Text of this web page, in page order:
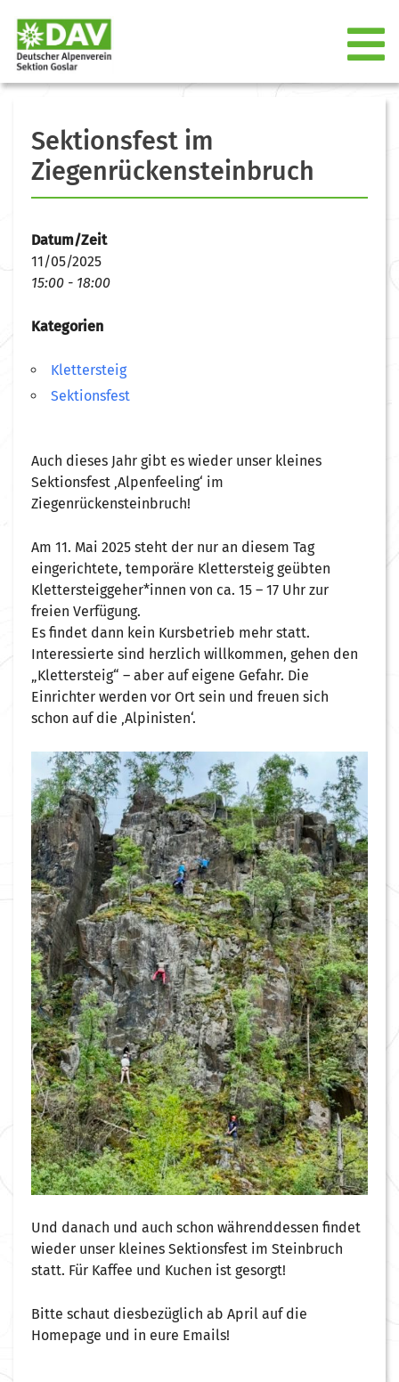
Sektionsfest im
Ziegenrückensteinbruch
Datum/Zeit
11/05/2025
15:00 - 18:00
Kategorien
Klettersteig
Sektionsfest
Auch dieses Jahr gibt es wieder unser kleines
Sektionsfest ‚Alpenfeeling‘ im
Ziegenrückensteinbruch!
Am 11. Mai 2025 steht der nur an diesem Tag
eingerichtete, temporäre Klettersteig geübten
Klettersteiggeher*innen von ca. 15 – 17 Uhr zur
freien Verfügung.
Es findet dann kein Kursbetrieb mehr statt.
Interessierte sind herzlich willkommen, gehen den
„Klettersteig“ – aber auf eigene Gefahr. Die
Einrichter werden vor Ort sein und freuen sich
schon auf die ‚Alpinisten‘.
Und danach und auch schon währenddessen findet
wieder unser kleines Sektionsfest im Steinbruch
statt. Für Kaffee und Kuchen ist gesorgt!
Bitte schaut diesbezüglich ab April auf die
Homepage und in eure Emails!